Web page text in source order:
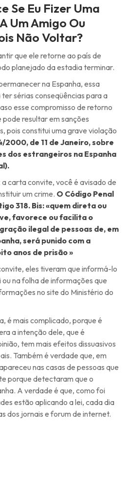
Se Eu Fizer Uma
Um Amigo Ou
Não Voltar?
que ele retorne ao país de
planejado da estadia terminar.
na Espanha, essa
sérias conseqüências para a
esse compromisso de retorno
resultar em sanções
pois constitui uma grave violação
2000, de 11 de Janeiro, sobre
dos estrangeiros na Espanha
carta convite, você é avisado de
um crime. O Código Penal
318. Bis: «quem direta ou
favorece ou facilita o
ilegal de pessoas de, em
será punido com a
anos de prisão »
eles tiveram que informá-lo
na folha de informações que
no site do Ministério do
é mais complicado, porque é
a intenção dele, que é
tem mais efeitos dissuasivos
Também é verdade que, em
nas casas de pessoas que
porque detectaram que o
A verdade é que, como foi
estão aplicando a lei, cada dia
dos jornais e forum de internet.